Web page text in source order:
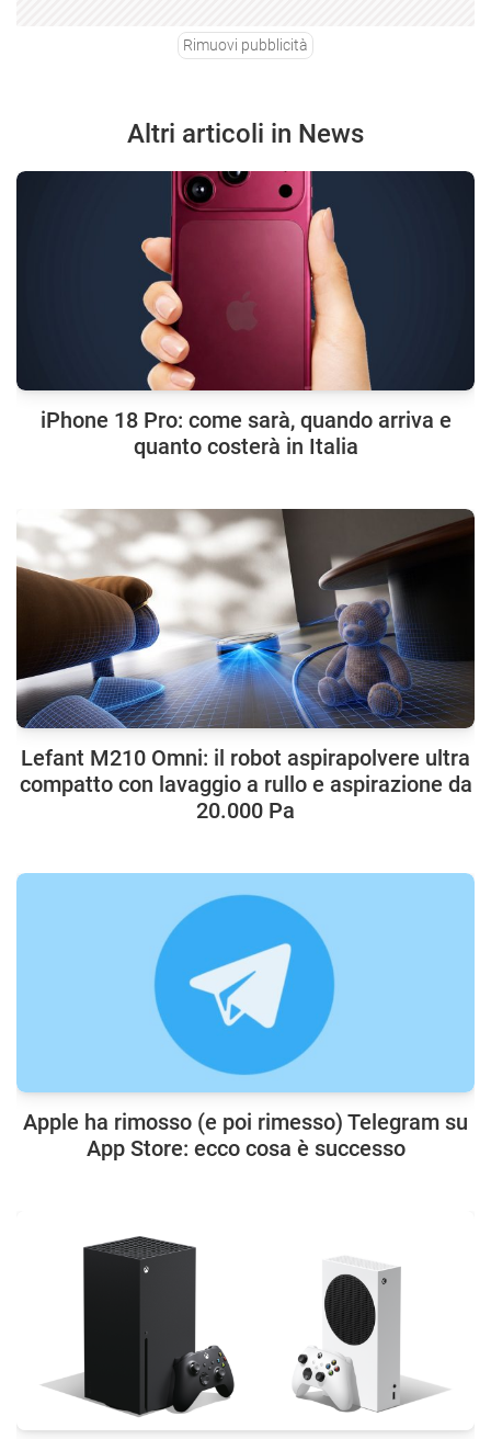
Rimuovi pubblicità
Altri articoli in News
iPhone 18 Pro: come sarà, quando arriva e
quanto costerà in Italia
Lefant M210 Omni: il robot aspirapolvere ultra
compatto con lavaggio a rullo e aspirazione da
20.000 Pa
Apple ha rimosso (e poi rimesso) Telegram su
App Store: ecco cosa è successo